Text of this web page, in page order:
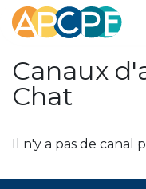
Se rendre au contenu
Canaux
Chat
Il n'y a pas de canal